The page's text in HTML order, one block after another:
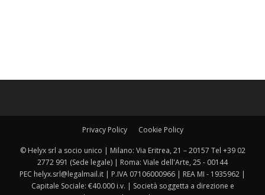
Privacy Policy Cookie Policy
© Helyx srl a socio unico | Milano: Via Eritrea, 21 – 20157 Tel +39 02
2772 991 (Sede legale) | Roma: Viale dell'Arte, 25 - 00144
PEC helyx.srl@legalmail.it | P.IVA 07106000966 | REA MI - 1935962 |
Capitale Sociale: €40.000 i.v. | Società soggetta a direzione e